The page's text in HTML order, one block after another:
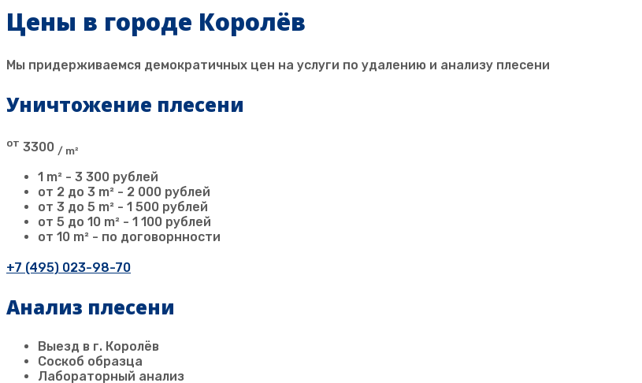
Цены в городе Королёв
Мы придерживаемся демократичных цен на услуги по удалению и анализу плесени
Уничтожение плесени
от 3300 / m²
1 m² - 3 300 рублей
от 2 до 3 m² - 2 000 рублей
от 3 до 5 m² - 1 500 рублей
от 5 до 10 m² - 1 100 рублей
от 10 m² - по договорнности
+7 (495) 023-98-70
Анализ плесени
Выезд в г. Королёв
Соскоб образца
Лабораторный анализ